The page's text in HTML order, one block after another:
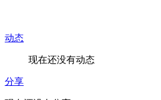
动态
现在还没有动态
分享